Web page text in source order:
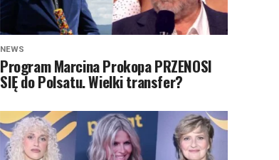
NEWS
Program Marcina Prokopa PRZENOSI
SIĘ do Polsatu. Wielki transfer?